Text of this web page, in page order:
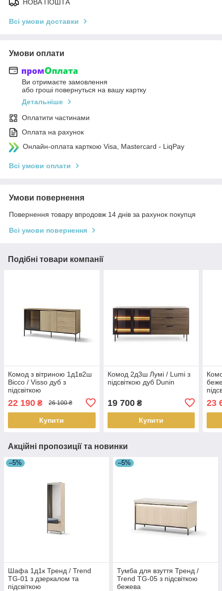
НОВА ПОШТА
Всі умови доставки
Умови оплати
Ви отримаєте замовлення
або гроші повернуться на вашу картку
Детальніше
Оплатити частинами
Оплата на рахунок
Онлайн-оплата карткою Visa, Mastercard - LiqPay
Всі умови оплати
Умови повернення
Повернення товару впродовж 14 днів за рахунок покупця
Всі умови повернення
Подібні товари компанії
Комод з вітриною 1д1в2ш
Віссо / Visso дуб з
підсвіткою
22 190 ₴ 26 100 ₴
Купити
Комод 2д3ш Лумі / Lumi з
підсвіткою дуб Dunin
19 700₴
Купити
23
Акційні пропозиції та новинки
–5%
Шафа 1д1к Тренд / Trend
TG-01 з дзеркалом та
підсвіткою
–5%
Тумба для взуття Тренд /
Trend TG-05 з підсвіткою
бежева